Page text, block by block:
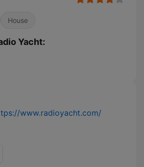
House
Yacht:
www.radioyacht.com/